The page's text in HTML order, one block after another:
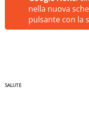
nella nuova
pulsante con la
SALUTE